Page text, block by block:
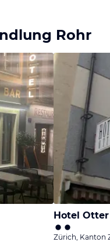
Rohr
Hotel Otter
Zürich, Kanton